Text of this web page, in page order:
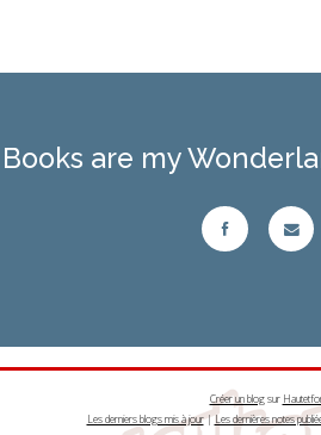
Books are my
Créer un blogsur
Les derniers blogs mis à jour|Les dernières notes